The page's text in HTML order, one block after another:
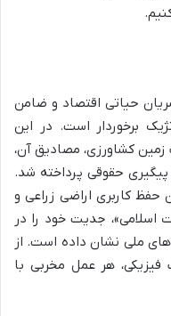
حیاتی اقتصاد و ضامن
برخوردار است. در این
زمین کشاورزی، مصادیق آن،
حقوقی پرداخته شد.
حفظ کاربری اراضی زراعی و
اسلامی»، جدیت خود را در
ملی نشان داده است. از
فیزیکی، هر عمل مخربی با